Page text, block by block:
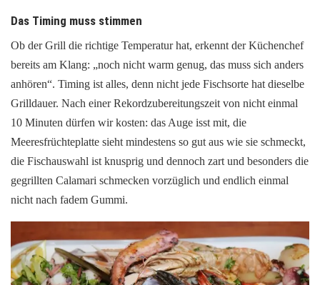
Das Timing muss stimmen
Ob der Grill die richtige Temperatur hat, erkennt der Küchenchef
bereits am Klang: „noch nicht warm genug, das muss sich anders
anhören“. Timing ist alles, denn nicht jede Fischsorte hat dieselbe
Grilldauer. Nach einer Rekordzubereitungszeit von nicht einmal
10 Minuten dürfen wir kosten: das Auge isst mit, die
Meeresfrüchteplatte sieht mindestens so gut aus wie sie schmeckt,
die Fischauswahl ist knusprig und dennoch zart und besonders die
gegrillten Calamari schmecken vorzüglich und endlich einmal
nicht nach fadem Gummi.